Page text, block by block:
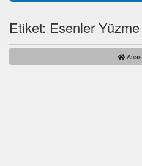
Etiket: Esenler Yüzme